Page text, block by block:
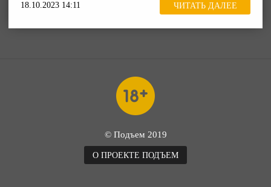
18.10.2023 14:11 ЧИТАТЬ ДАЛЕЕ
© Подъем 2019
О ПРОЕКТЕ ПОДЪЕМ